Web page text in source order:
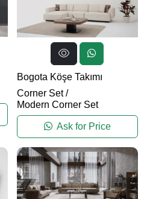
Bogota Köşe Takımı
Corner Set/
Modern Corner Set
Ask for Price